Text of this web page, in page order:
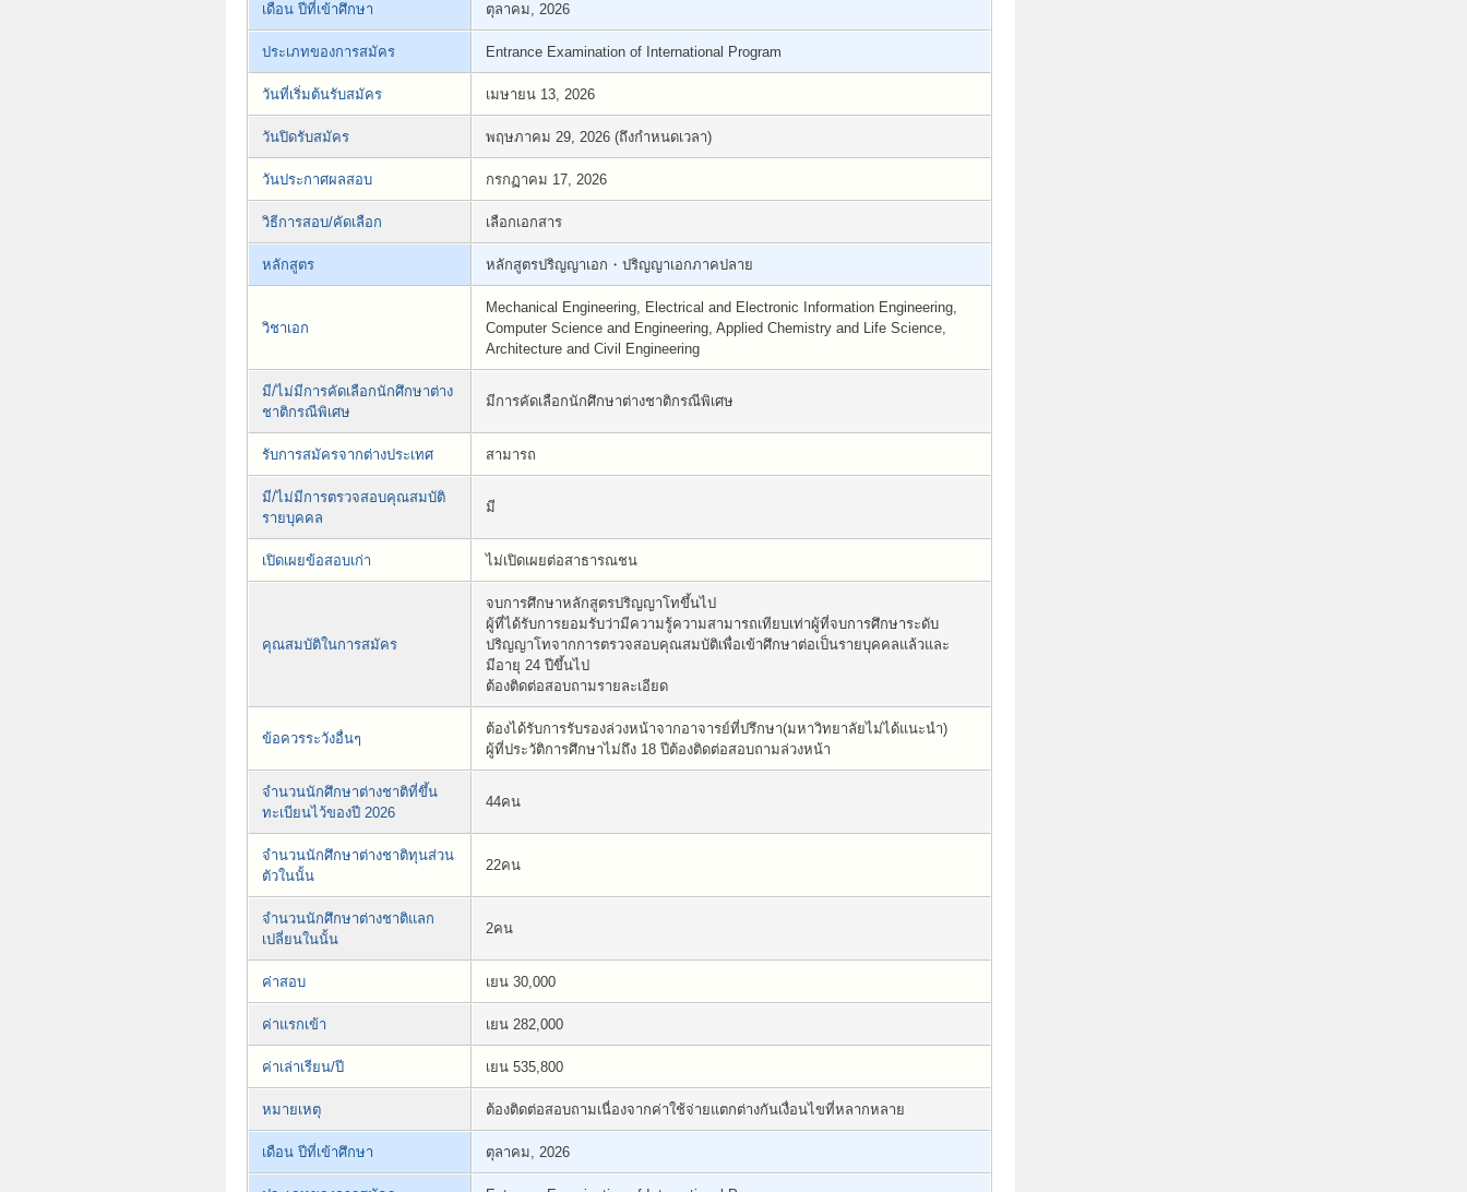
เดือน ปีที่เข้าศึกษา ตุลาคม, 2026
ประเภทของการสมัคร Entrance Examination of International Program
วันที่เริ่มต้นรับสมัคร เมษายน 13, 2026
วันปิดรับสมัคร พฤษภาคม 29, 2026 (ถึงกำหนดเวลา)
วันประกาศผลสอบ กรกฏาคม 17, 2026
วิธีการสอบ/คัดเลือก เลือกเอกสาร
หลักสูตร หลักสูตรปริญญาเอก・ปริญญาเอกภาคปลาย
วิชาเอก
Mechanical Engineering, Electrical and Electronic Information Engineering,
Computer Science and Engineering, Applied Chemistry and Life Science,
Architecture and Civil Engineering
มี/ไม่มีการคัดเลือกนักศึกษาต่าง
ชาติกรณีพิเศษ
มีการคัดเลือกนักศึกษาต่างชาติกรณีพิเศษ
รับการสมัครจากต่างประเทศ สามารถ
มี/ไม่มีการตรวจสอบคุณสมบัติ
รายบุคคล
มี
เปิดเผยข้อสอบเก่า ไม่เปิดเผยต่อสาธารณชน
คุณสมบัติในการสมัคร
จบการศึกษาหลักสูตรปริญญาโทขึ้นไป
ผู้ที่ได้รับการยอมรับว่ามีความรู้ความสามารถเทียบเท่าผู้ที่จบการศึกษาระดับ
ปริญญาโทจากการตรวจสอบคุณสมบัติเพื่อเข้าศึกษาต่อเป็นรายบุคคลแล้วและ
มีอายุ 24 ปีขึ้นไป
ต้องติดต่อสอบถามรายละเอียด
ข้อควรระวังอื่นๆ
ต้องได้รับการรับรองล่วงหน้าจากอาจารย์ที่ปรึกษา(มหาวิทยาลัยไม่ได้แนะนำ)
ผู้ที่ประวัติการศึกษาไม่ถึง 18 ปีต้องติดต่อสอบถามล่วงหน้า
จำนวนนักศึกษาต่างชาติที่ขึ้น
ทะเบียนไว้ของปี 2026
44คน
จำนวนนักศึกษาต่างชาติทุนส่วน
ตัวในนั้น
22คน
จำนวนนักศึกษาต่างชาติแลก
เปลี่ยนในนั้น
2คน
ค่าสอบ เยน 30,000
ค่าแรกเข้า เยน 282,000
ค่าเล่าเรียน/ปี เยน 535,800
หมายเหตุ ต้องติดต่อสอบถามเนื่องจากค่าใช้จ่ายแตกต่างกันเงื่อนไขที่หลากหลาย
เดือน ปีที่เข้าศึกษา ตุลาคม, 2026